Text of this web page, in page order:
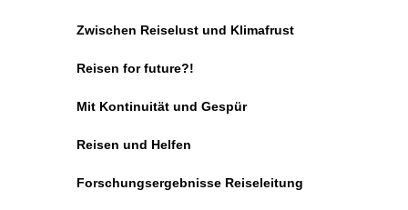
Zwischen Reiselust und Klimafrust
Reisen for future?!
Mit Kontinuität und Gespür
Reisen und Helfen
Forschungsergebnisse Reiseleitung